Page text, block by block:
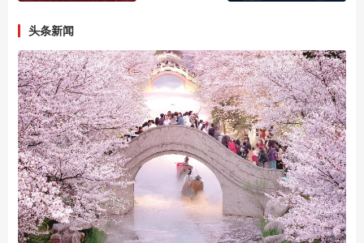
头条新闻